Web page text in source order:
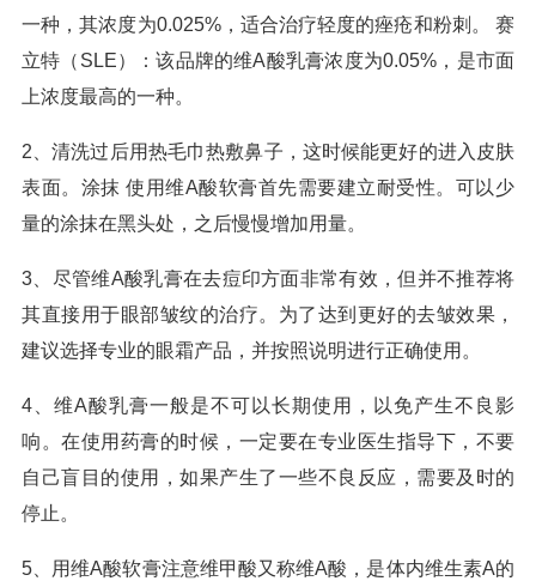
一种，其浓度为0.025%，适合治疗轻度的痤疮和粉刺。 赛
立特（SLE）：该品牌的维A酸乳膏浓度为0.05%，是市面
上浓度最高的一种。
2、清洗过后用热毛巾热敷鼻子，这时候能更好的进入皮肤
表面。涂抹 使用维A酸软膏首先需要建立耐受性。可以少
量的涂抹在黑头处，之后慢慢增加用量。
3、尽管维A酸乳膏在去痘印方面非常有效，但并不推荐将
其直接用于眼部皱纹的治疗。为了达到更好的去皱效果，
建议选择专业的眼霜产品，并按照说明进行正确使用。
4、维A酸乳膏一般是不可以长期使用，以免产生不良影
响。在使用药膏的时候，一定要在专业医生指导下，不要
自己盲目的使用，如果产生了一些不良反应，需要及时的
停止。
5、用维A酸软膏注意维甲酸又称维A酸，是体内维生素A的